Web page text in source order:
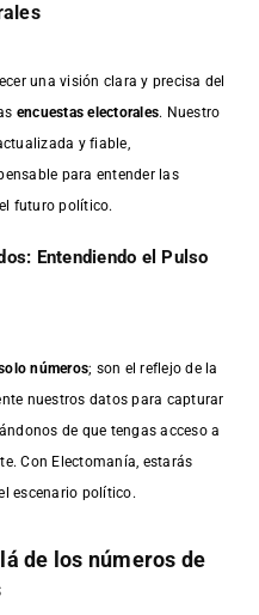
una visión clara y precisa del
encuestas electorales. Nuestro
y fiable,
para entender las
futuro político.
Entendiendo el Pulso
números; son el reflejo de la
nuestros datos para capturar
de que tengas acceso a
Con Electomanía, estarás
escenario político.
de los números de